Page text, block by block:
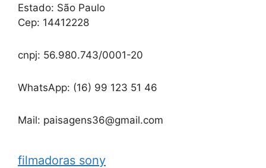
Estado: São Paulo
Cep: 14412228
cnpj: 56.980.743/0001-20
WhatsApp: (16) 99 123 51 46
Mail: paisagens36@gmail.com
filmadoras sony